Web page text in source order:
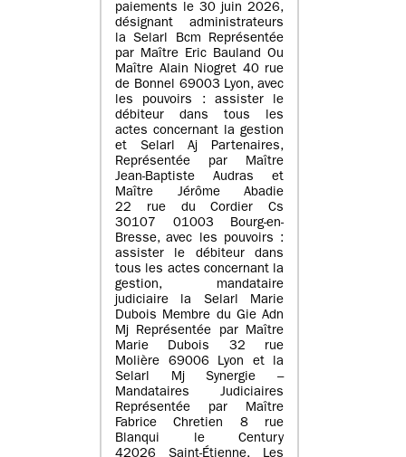
paiements le 30 juin 2026,
désignant administrateurs
la Selarl Bcm Représentée
par Maître Eric Bauland Ou
Maître Alain Niogret 40 rue
de Bonnel 69003 Lyon, avec
les pouvoirs : assister le
débiteur dans tous les
actes concernant la gestion
et Selarl Aj Partenaires,
Représentée par Maître
Jean-Baptiste Audras et
Maître Jérôme Abadie
22 rue du Cordier Cs
30107 01003 Bourg-en-
Bresse, avec les pouvoirs :
assister le débiteur dans
tous les actes concernant la
gestion, mandataire
judiciaire la Selarl Marie
Dubois Membre du Gie Adn
Mj Représentée par Maître
Marie Dubois 32 rue
Molière 69006 Lyon et la
Selarl Mj Synergie –
Mandataires Judiciaires
Représentée par Maître
Fabrice Chretien 8 rue
Blanqui le Century